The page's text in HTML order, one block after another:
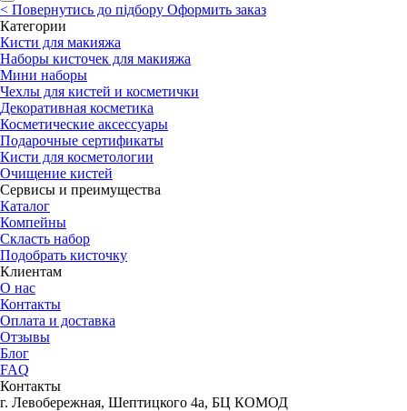
< Повернутись до підбору Оформить заказ
Категории
Кисти для макияжа
Наборы кисточек для макияжа
Мини наборы
Чехлы для кистей и косметички
Декоративная косметика
Косметические аксессуары
Подарочные сертификаты
Кисти для косметологии
Очищение кистей
Сервисы и преимущества
Каталог
Компейны
Скласть набор
Подобрать кисточку
Клиентам
О нас
Контакты
Оплата и доставка
Отзывы
Блог
FAQ
Контакты
г. Левобережная, Шептицкого 4а, БЦ КОМОД